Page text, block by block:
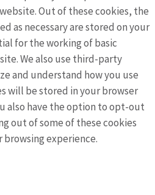
Out of these cookies, the
as necessary are stored on your
for the working of basic
We also use third-party
and understand how you use
will be stored in your browser
also have the option to opt-out
out of some of these cookies
browsing experience.